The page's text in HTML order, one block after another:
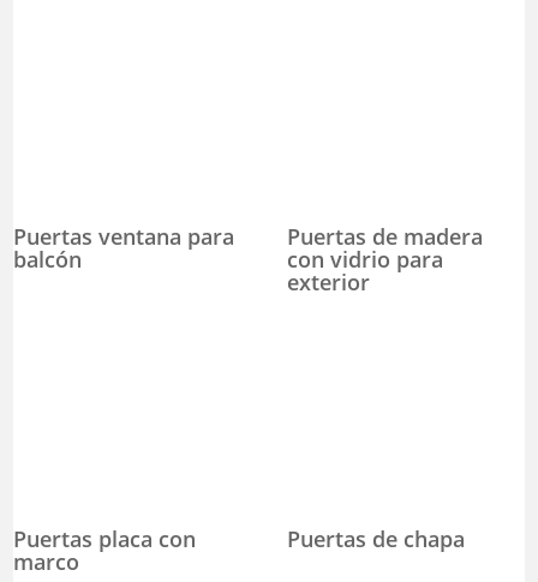
Puertas ventana para
balcón
Puertas de madera
con vidrio para
exterior
Puertas placa con
marco
Puertas de chapa